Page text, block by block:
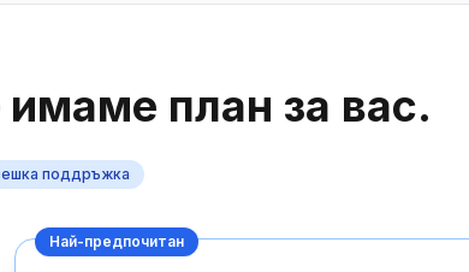
план за вас.
поддръжка
Най-предпочитан